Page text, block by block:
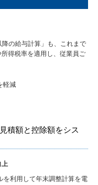
降の給与計算」も、これまで
得税率を適用し、従業員ご
積額と控除額をシス
を利用して年末調整計算を電